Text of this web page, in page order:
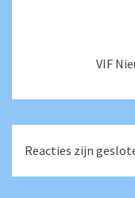
VIF
Reacties zijn